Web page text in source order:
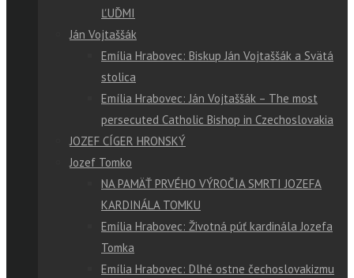
ĽUĎMI
Ján Vojtaššák
Emília Hrabovec: Biskup Ján Vojtaššák a Svätá
stolica
Emília Hrabovec: Ján Vojtaššák – The most
persecuted Catholic Bishop in Czechoslovakia
JOZEF CÍGER HRONSKÝ
Jozef Tomko
NA PAMÄŤ PRVÉHO VÝROČIA SMRTI JOZEFA
KARDINÁLA TOMKU
Emília Hrabovec: Životná púť kardinála Jozefa
Tomka
Emília Hrabovec: Dlhé ostne čechoslovakizmu